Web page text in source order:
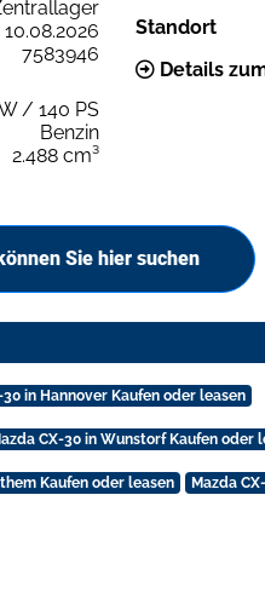
7583946
/ 140 PS
Benzin
2.488 cm³
Standort
Details
Sie hier suchen
30 in Hannover Kaufen oder leasen
CX-30 in Wunstorf Kaufen oder
Kaufen oder leasen Mazda